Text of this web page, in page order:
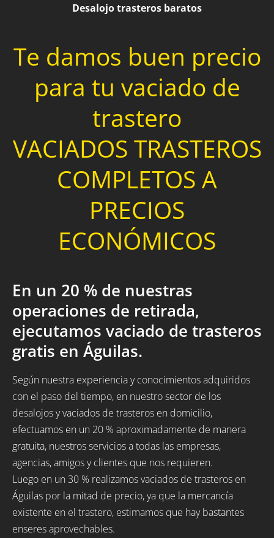
Desalojo trasteros baratos
Te damos buen precio
para tu vaciado de
trastero
VACIADOS TRASTEROS
COMPLETOS A
PRECIOS
ECONÓMICOS
En un 20 % de nuestras
operaciones de retirada,
ejecutamos vaciado de trasteros
gratis en Águilas.
Según nuestra experiencia y conocimientos adquiridos
con el paso del tiempo, en nuestro sector de los
desalojos y vaciados de trasteros en domicilio,
efectuamos en un 20 % aproximadamente de manera
gratuita, nuestros servicios a todas las empresas,
agencias, amigos y clientes que nos requieren.
Luego en un 30 % realizamos vaciados de trasteros en
Águilas por la mitad de precio, ya que la mercancía
existente en el trastero, estimamos que hay bastantes
enseres aprovechables.